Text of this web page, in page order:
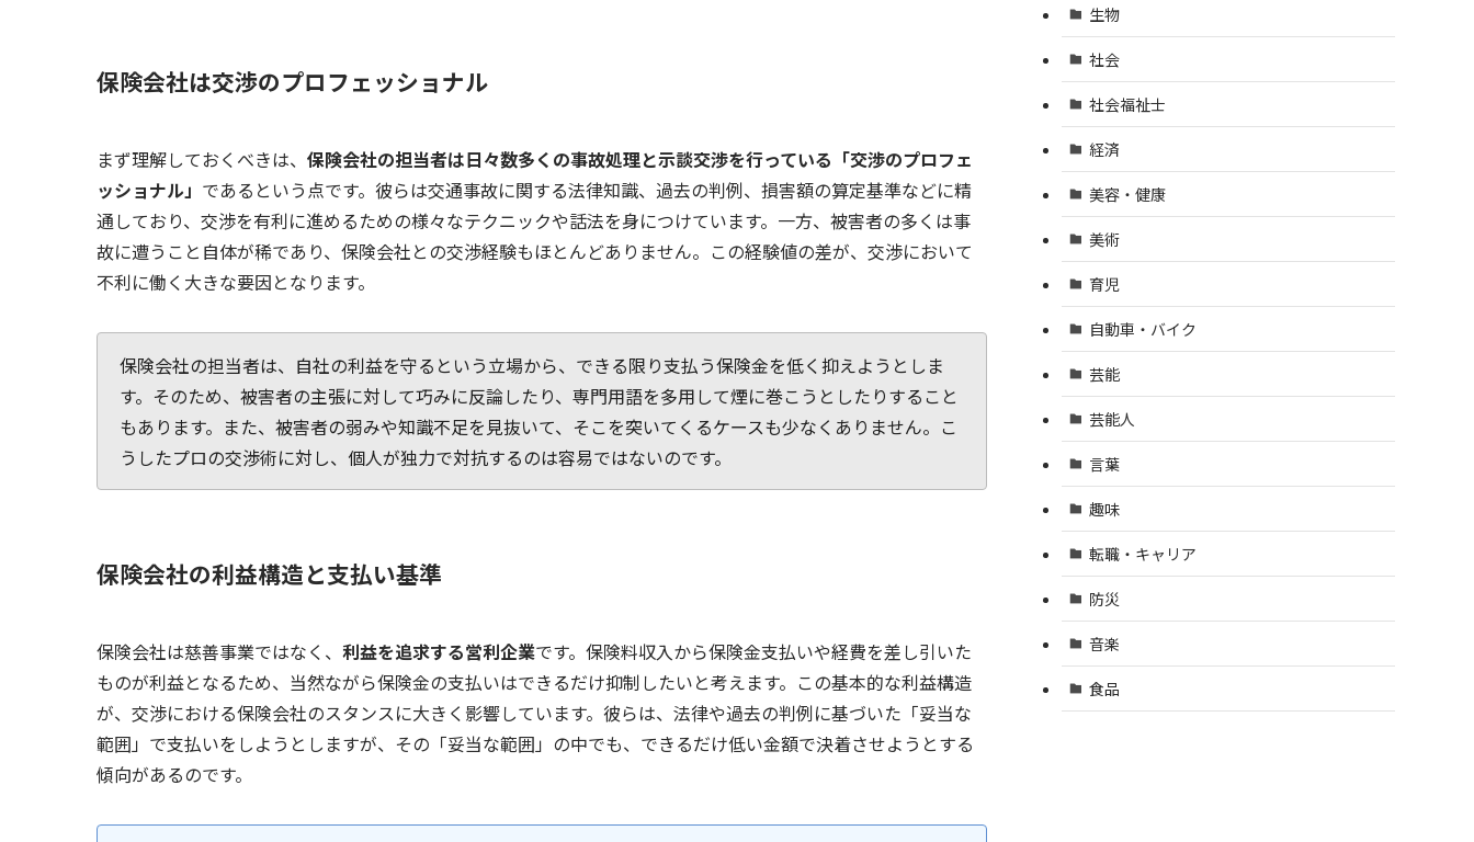
保険会社は交渉のプロフェッショナル
まず理解しておくべきは、 保険会社の担当者は日々数多くの事故処理と示談交渉を行っている「交渉のプロフェ
ッショナル」 であるという点です。彼らは交通事故に関する法律知識、過去の判例、損害額の算定基準などに精
通しており、交渉を有利に進めるための様々なテクニックや話法を身につけています。一方、被害者の多くは事
故に遭うこと自体が稀であり、保険会社との交渉経験もほとんどありません。この経験値の差が、交渉において
不利に働く大きな要因となります。
保険会社の担当者は、自社の利益を守るという立場から、できる限り支払う保険金を低く抑えようとしま
す。そのため、被害者の主張に対して巧みに反論したり、専門用語を多用して煙に巻こうとしたりすること
もあります。また、被害者の弱みや知識不足を見抜いて、そこを突いてくるケースも少なくありません。こ
うしたプロの交渉術に対し、個人が独力で対抗するのは容易ではないのです。
保険会社の利益構造と支払い基準
保険会社は慈善事業ではなく、 利益を追求する営利企業です。保険料収入から保険金支払いや経費を差し引いた
ものが利益となるため、当然ながら保険金の支払いはできるだけ抑制したいと考えます。この基本的な利益構造
が、交渉における保険会社のスタンスに大きく影響しています。彼らは、法律や過去の判例に基づいた「妥当な
範囲」で支払いをしようとしますが、その「妥当な範囲」の中でも、できるだけ低い金額で決着させようとする
傾向があるのです。
生物
社会
社会福祉士
経済
美容・健康
美術
育児
自動車・バイク
芸能
芸能人
言葉
趣味
転職・キャリア
防災
音楽
食品